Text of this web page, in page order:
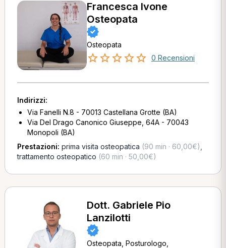
Francesca Ivone
Osteopata
Osteopata
0 Recensioni
Indirizzi:
Via Fanelli N.8 - 70013 Castellana Grotte (BA)
Via Del Drago Canonico Giuseppe, 64A - 70043
Monopoli (BA)
Prestazioni: prima visita osteopatica (90 min · 60,00€)
trattamento osteopatico (60 min · 50,00€)
Dott. Gabriele Pio
Lanzilotti
Osteopata, Posturologo,